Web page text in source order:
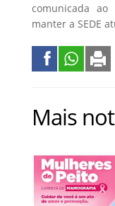
comunicada
manter a SEDE
Mais